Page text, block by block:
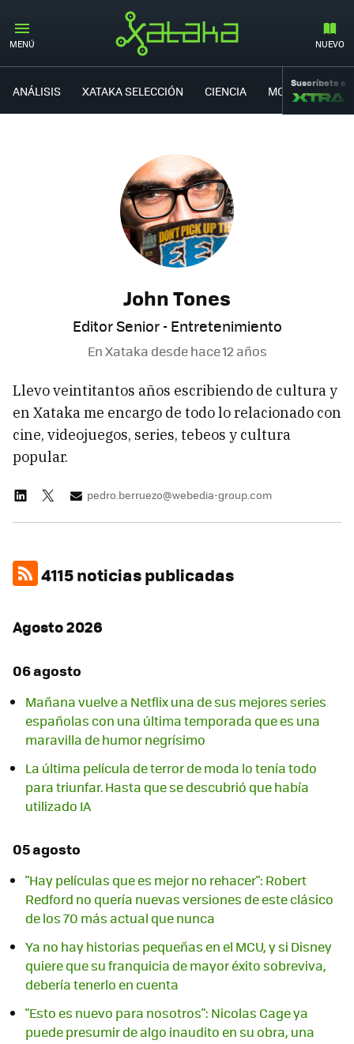
MENÚ NUEVO
ANÁLISIS XATAKA SELECCIÓN CIENCIA MOVILIDAD
Suscríbete a
John Tones
Editor Senior - Entretenimiento
En Xataka desdehace 12 años
Llevo veintitantos años escribiendo de cultura y
en Xataka me encargo de todo lo relacionado con
cine, videojuegos, series, tebeos y cultura
popular.
pedro.berruezo@webedia-group.com
4115 noticias publicadas
Agosto 2026
06 agosto
Mañana vuelve a Netflix una de sus mejores series
españolas con una última temporada que es una
maravilla de humor negrísimo
La última película de terror de moda lo tenía todo
para triunfar. Hasta que se descubrió que había
utilizado IA
05 agosto
"Hay películas que es mejor no rehacer": Robert
Redford no quería nuevas versiones de este clásico
de los 70 más actual que nunca
Ya no hay historias pequeñas en el MCU, y si Disney
quiere que su franquicia de mayor éxito sobreviva,
debería tenerlo en cuenta
"Esto es nuevo para nosotros": Nicolas Cage ya
puede presumir de algo inaudito en su obra, una